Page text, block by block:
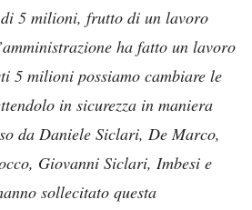
di 5 milioni, frutto di un lavoro
ha fatto un lavoro
5 milioni possiamo cambiare le
in sicurezza in maniera
da Daniele Siclari, De Marco,
Giovanni Siclari, Imbesi e
sollecitato questa